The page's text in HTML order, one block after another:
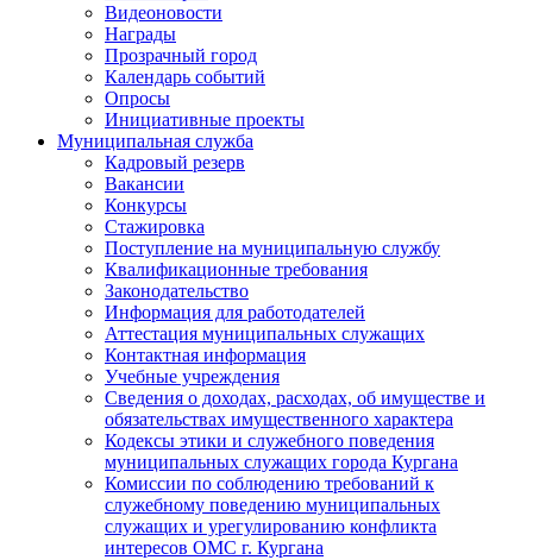
Видеоновости
Награды
Прозрачный город
Календарь событий
Опросы
Инициативные проекты
Муниципальная служба
Кадровый резерв
Вакансии
Конкурсы
Стажировка
Поступление на муниципальную службу
Квалификационные требования
Законодательство
Информация для работодателей
Аттестация муниципальных служащих
Контактная информация
Учебные учреждения
Сведения о доходах, расходах, об имуществе и
обязательствах имущественного характера
Кодексы этики и служебного поведения
муниципальных служащих города Кургана
Комиссии по соблюдению требований к
служебному поведению муниципальных
служащих и урегулированию конфликта
интересов ОМС г. Кургана